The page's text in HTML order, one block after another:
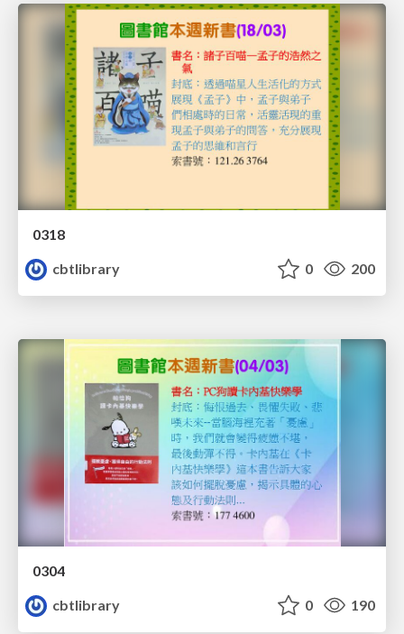
0318
cbtlibrary
0 200
0304
cbtlibrary
0 190